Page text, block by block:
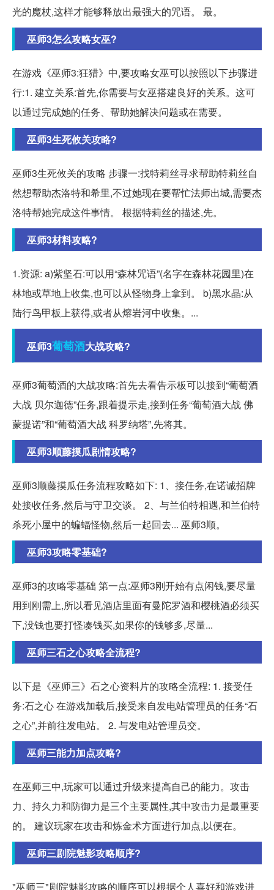
光的魔杖,这样才能够释放出最强大的咒语。 最。
巫师3怎么攻略女巫?
在游戏《巫师3:狂猎》中,要攻略女巫可以按照以下步骤进
行:1. 建立关系:首先,你需要与女巫搭建良好的关系。这可
以通过完成她的任务、帮助她解决问题或在需要。
巫师3生死攸关攻略?
巫师3生死攸关的攻略 步骤一:找特莉丝寻求帮助特莉丝自
然想帮助杰洛特和希里,不过她现在要帮忙法师出城,需要杰
洛特帮她完成这件事情。 根据特莉丝的描述,先。
巫师3材料攻略?
1.资源: a)紫坚石:可以用“森林咒语”(名字在森林花园里)在
林地或草地上收集,也可以从怪物身上拿到。 b)黑水晶:从
陆行鸟甲板上获得,或者从熔岩河中收集。...
巫师3葡萄酒大战攻略?
巫师3葡萄酒的大战攻略:首先去看告示板可以接到“葡萄酒
大战 贝尔迦德”任务,跟着提示走,接到任务“葡萄酒大战 佛
蒙提诺”和“葡萄酒大战 科罗纳塔”,先将其。
巫师3顺藤摸瓜剧情攻略?
巫师3顺藤摸瓜任务流程攻略如下: 1、接任务,在诺诚招牌
处接收任务,然后与守卫交谈。 2、与兰伯特相遇,和兰伯特
杀死小屋中的蝙蝠怪物,然后一起回去... 巫师3顺。
巫师3攻略零基础?
巫师3的攻略零基础 第一点:巫师3刚开始有点闲钱,要尽量
用到刚需上,所以看见酒店里面有曼陀罗酒和樱桃酒必须买
下,没钱也要打怪凑钱买,如果你的钱够多,尽量...
巫师三石之心攻略全流程?
以下是《巫师三》石之心资料片的攻略全流程: 1. 接受任
务:石之心 在游戏加载后,接受来自发电站管理员的任务“石
之心”,并前往发电站。 2. 与发电站管理员交。
巫师三能力加点攻略?
在巫师三中,玩家可以通过升级来提高自己的能力。攻击
力、持久力和防御力是三个主要属性,其中攻击力是最重要
的。 建议玩家在攻击和炼金术方面进行加点,以便在。
巫师三剧院魅影攻略顺序?
"巫师三"剧院魅影攻略的顺序可以根据个人喜好和游戏进